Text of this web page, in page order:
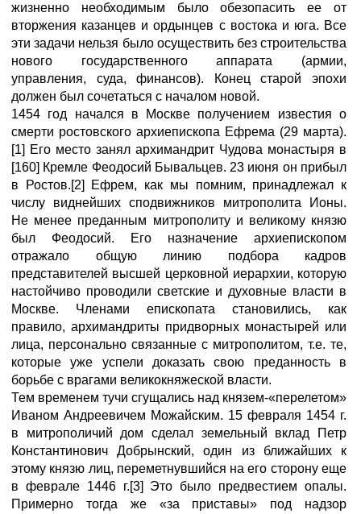
жизненно необходимым было обезопасить ее от
вторжения казанцев и ордынцев с востока и юга. Все
эти задачи нельзя было осуществить без строительства
нового государственного аппарата (армии,
управления, суда, финансов). Конец старой эпохи
должен был сочетаться с началом новой.
1454 год начался в Москве получением известия о
смерти ростовского архиепископа Ефрема (29 марта).
[1] Его место занял архимандрит Чудова монастыря в
[160] Кремле Феодосий Бывальцев. 23 июня он прибыл
в Ростов.[2] Ефрем, как мы помним, принадлежал к
числу виднейших сподвижников митрополита Ионы.
Не менее преданным митрополиту и великому князю
был Феодосий. Его назначение архиепископом
отражало общую линию подбора кадров
представителей высшей церковной иерархии, которую
настойчиво проводили светские и духовные власти в
Москве. Членами епископата становились, как
правило, архимандриты придворных монастырей или
лица, персонально связанные с митрополитом, т.е. те,
которые уже успели доказать свою преданность в
борьбе с врагами великокняжеской власти.
Тем временем тучи сгущались над князем-«перелетом»
Иваном Андреевичем Можайским. 15 февраля 1454 г.
в митрополичий дом сделал земельный вклад Петр
Константинович Добрынский, один из ближайших к
этому князю лиц, переметнувшийся на его сторону еще
в феврале 1446 г.[3] Это было предвестием опалы.
Примерно тогда же «за приставы» под надзор